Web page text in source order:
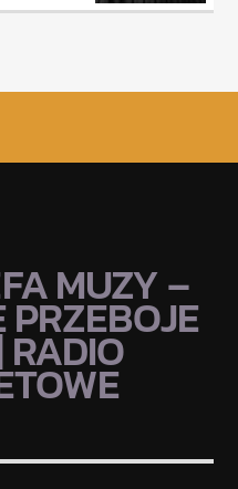
MUZY –
RADIO